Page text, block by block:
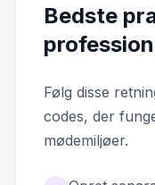
Bedste
Følg disse
codes, der
mødemiljøer.